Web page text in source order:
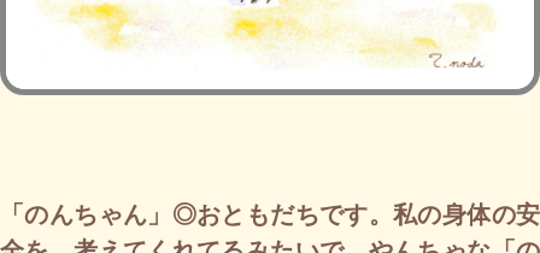
「のんちゃん」◎おともだちです。私の身体の安